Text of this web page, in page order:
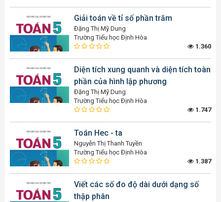
Giải toán về tỉ số phần trăm
Đặng Thị Mỹ Dung
Trường Tiểu học Định Hòa
1.360
Diện tích xung quanh và diện tích toàn
phần của hình lập phương
Đặng Thị Mỹ Dung
Trường Tiểu học Định Hòa
1.747
Toán Hec - ta
Nguyễn Thị Thanh Tuyền
Trường Tiểu học Định Hòa
1.387
Viết các số đo độ dài dưới dạng số
thập phân